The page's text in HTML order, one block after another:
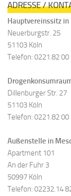
ADRESSE /
Hauptvereinssitz in
Neuerburgstr. 25
51103 Köln
Telefon: 0221.82
Dillenburger Str. 27
51103 Köln
Telefon: 0221.82
Außenstelle in
Apartment 101
An der Fuhr 3
50997 Köln
Telefon: 02232.14